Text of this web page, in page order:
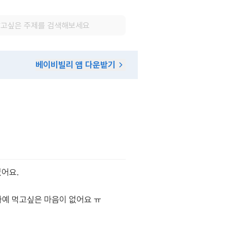
베이비빌리 앱 다운받기
요.
먹고싶은 마음이 없어요 ㅠ